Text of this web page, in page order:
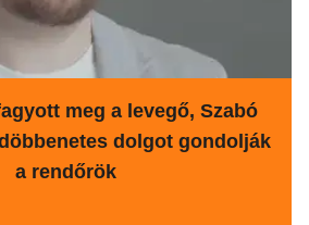
meg a levegő, Szabó
dolgot gondolják
a rendőrök